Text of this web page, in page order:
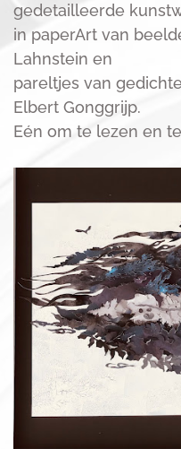
gedetailleerde
in paperArt van
Lahnstein en
pareltjes van
Elbert Gonggrijp.
Eén om te lezen en